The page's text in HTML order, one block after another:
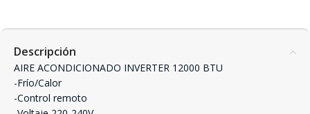
Descripción
AIRE ACONDICIONADO INVERTER 12000 BTU
-Frío/Calor
-Control remoto